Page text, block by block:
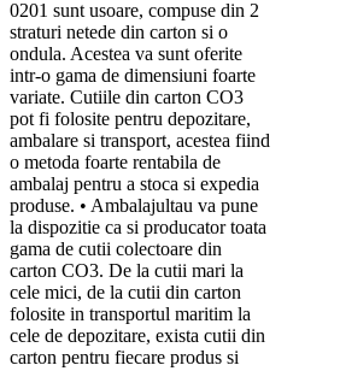
0201 sunt usoare, compuse din 2
straturi netede din carton si o
ondula. Acestea va sunt oferite
intr-o gama de dimensiuni foarte
variate. Cutiile din carton CO3
pot fi folosite pentru depozitare,
ambalare si transport, acestea fiind
o metoda foarte rentabila de
ambalaj pentru a stoca si expedia
produse. • Ambalajultau va pune
la dispozitie ca si producator toata
gama de cutii colectoare din
carton CO3. De la cutii mari la
cele mici, de la cutii din carton
folosite in transportul maritim la
cele de depozitare, exista cutii din
carton pentru fiecare produs si